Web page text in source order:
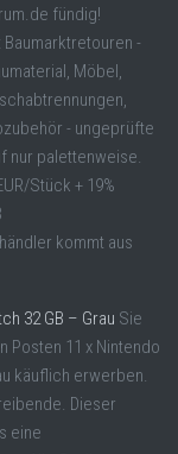
fündig!
-
Möbel,
- ungeprüfte
nur palettenweise.
Stück + 19%
kommt aus
32 GB – Grau Sie
Posten 11 x Nintendo
käuflich erwerben.
Dieser
eine